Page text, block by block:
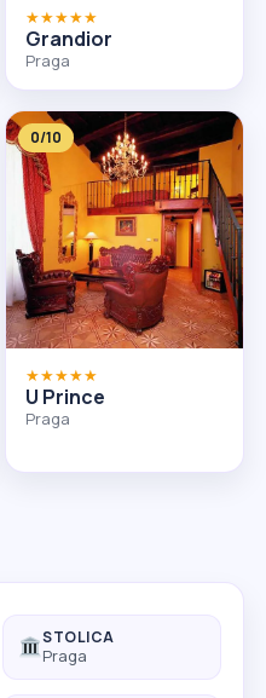
★★★★★
Grandior
Praga
0/10
★★★★★
U Prince
Praga
STOLICA
Praga